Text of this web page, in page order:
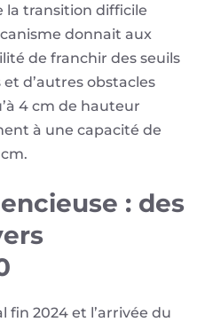
la transition difficile
donnait aux
de franchir des seuils
d’autres obstacles
4 cm de hauteur
à une capacité de
: des
2024 et l’arrivée du